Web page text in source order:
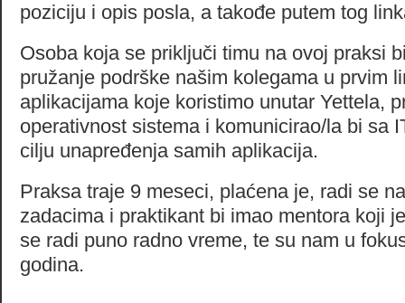
poziciju i opis posla, a takođe putem tog
Osoba koja se priključi timu na ovoj praksi
pružanje podrške našim kolegama u prvim
aplikacijama koje koristimo unutar Yettela,
operativnost sistema i komunicirao/la bi sa
cilju unapređenja samih aplikacija.
Praksa traje 9 meseci, plaćena je, radi se
zadacima i praktikant bi imao mentora koji
se radi puno radno vreme, te su nam u
godina.